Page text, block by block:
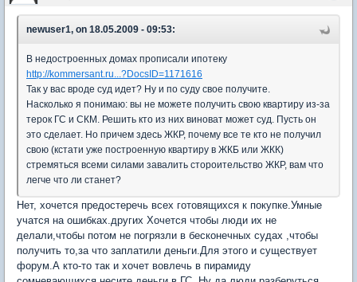
newuser1, on 18.05.2009 - 09:53:
В недостроенных домах прописали ипотеку
http://kommersant.ru...?DocsID=1171616
Так у вас вроде суд идет? Ну и по суду свое получите.
Насколько я понимаю: вы не можете получить свою квартиру из-за
терок ГС и СКМ. Решить кто из них виноват может суд. Пусть он
это сделает. Но причем здесь ЖКР, почему все те кто не получил
свою (кстати уже построенную квартиру в ЖКБ или ЖКК)
стремяться всеми силами завалить стороительство ЖКР, вам что
легче что ли станет?
Нет, хочется предостеречь всех готовящихся к покупке.Умные
учатся на ошибках.других Хочется чтобы люди их не
делали,чтобы потом не погрязли в бесконечных судах ,чтобы
получить то,за что заплатили деньги.Для этого и существует
форум.А кто-то так и хочет вовлечь в пирамиду